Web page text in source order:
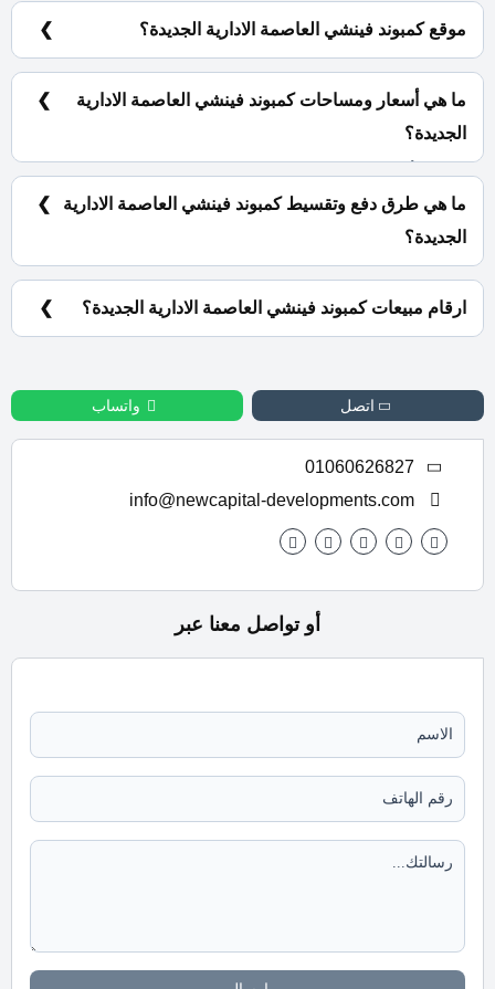
موقع كمبوند فينشي العاصمة الادارية الجديدة؟
السابع R7.
ما هي أسعار ومساحات كمبوند فينشي العاصمة الادارية
الجديدة؟
8,055,801 جنية.
ما هي طرق دفع وتقسيط كمبوند فينشي العاصمة الادارية
الجديدة؟
ارقام مبيعات كمبوند فينشي العاصمة الادارية الجديدة؟
اتصل واتساب
01060626827
info@newcapital-developments.com
أو تواصل معنا عبر